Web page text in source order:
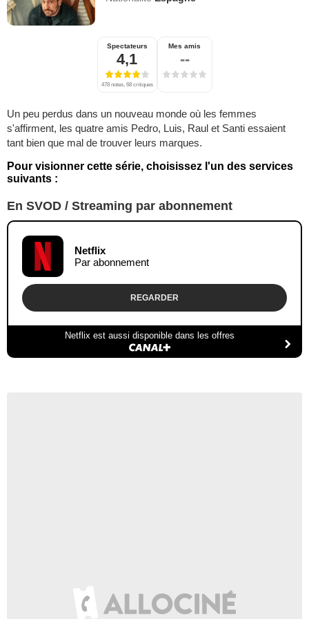
Spectateurs
4,1
478 notes, 68 critiques
Mes amis
--
Un peu perdus dans un nouveau monde où les femmes
s'affirment, les quatre amis Pedro, Luis, Raul et Santi essaient
tant bien que mal de trouver leurs marques.
Pour visionner cette série, choisissez l'un des services
suivants :
En SVOD / Streaming par abonnement
Netflix
Par abonnement
REGARDER
Netflix est aussi disponible dans les offres